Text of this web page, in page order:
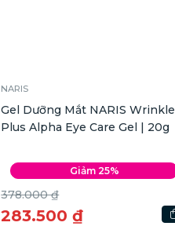
NARIS
Gel Dưỡng Mắt NARIS Wrinkle
Plus Alpha Eye Care Gel | 20g
Giảm 25%
378.000 ₫
283.500 ₫